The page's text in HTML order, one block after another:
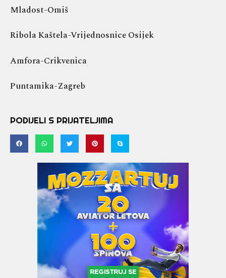
Mladost-Omiš
Ribola Kaštela-Vrijednosnice Osijek
Amfora-Crikvenica
Puntamika-Zagreb
PODIJELI S PRIJATELJIMA